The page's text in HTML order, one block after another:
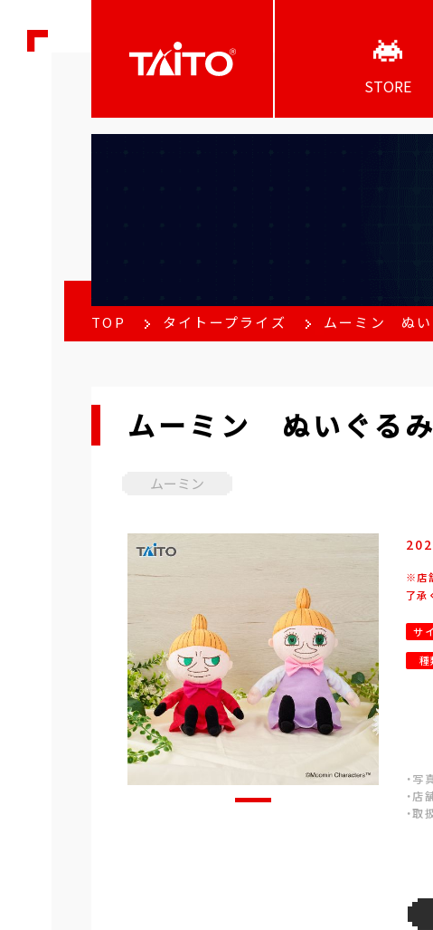
STORE
TOP タイトープライズ ムーミン ぬ
ムーミン ぬいぐる
ムーミン
※店
了承
サ
種
・
・
・